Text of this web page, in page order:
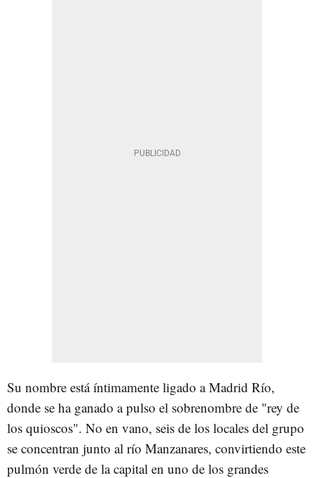
Su nombre está íntimamente ligado a Madrid Río,
donde se ha ganado a pulso el sobrenombre de "rey de
los quioscos". No en vano, seis de los locales del grupo
se concentran junto al río Manzanares, convirtiendo este
pulmón verde de la capital en uno de los grandes